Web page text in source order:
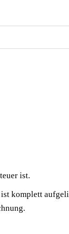
ist.
komplett